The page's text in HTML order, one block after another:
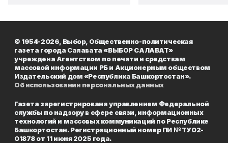
© 1954-2026, Выбор, Общественно-политическая
газета города Салавата «ВЫБОР САЛАВАТ»
учреждена Агентством по печати и средствам
массовой информации РБ и Акционерным обществом
Издательский дом «Республика Башкортостан».
Об использовании персональных данных
Газета зарегистрирована управлением Федеральной
службы по надзору в сфере связи, информационных
технологий и массовых коммуникаций по Республике
Башкортостан. Регистрационный номер ПИ № ТУ02-
01878 от 11 июня 2025 года.